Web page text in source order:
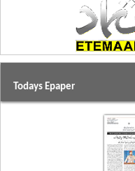
Todays Epaper